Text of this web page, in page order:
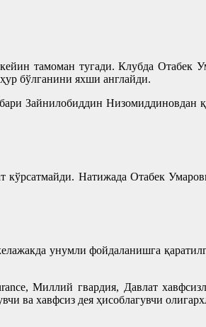
тамоман тугади. Клубда Отабек
бўлганини яхши англайди.
Зайнилобиддин Низомиддиновдан
Натижада Отабек
унумли фойдаланишга
Миллий гвардия, Давлат
ва хавфсиз дея ҳисоблагувчи